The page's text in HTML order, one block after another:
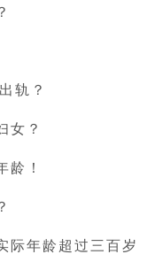
轨？
女？
！
际年龄超过三百岁